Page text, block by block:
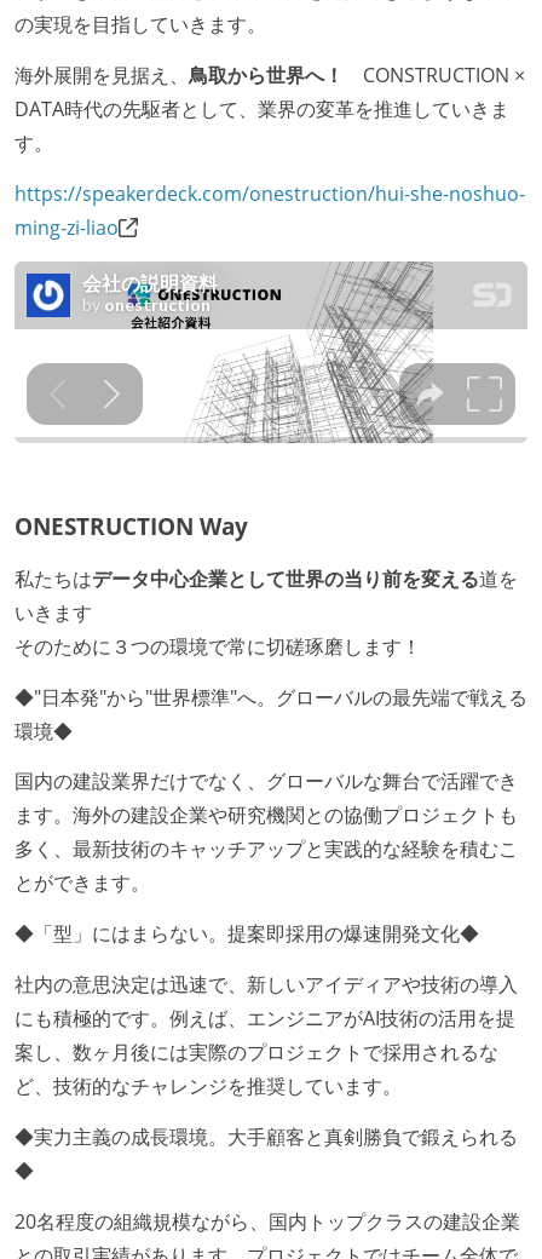
の実現を目指していきます。
海外展開を見据え、 鳥取から世界へ！
CONSTRUCTION ×
DATA時代の先駆者として、業界の変革を推進していきま
す。
https://speakerdeck.com/onestruction/hui-she-noshuo-
ming-zi-liao
ONESTRUCTION Way
私たちはデータ中心企業として世界の当り前を変える道を
いきます
そのために３つの環境で常に切磋琢磨します！
◆"日本発"から"世界標準"へ。グローバルの最先端で戦える
環境◆
国内の建設業界だけでなく、グローバルな舞台で活躍でき
ます。海外の建設企業や研究機関との協働プロジェクトも
多く、最新技術のキャッチアップと実践的な経験を積むこ
とができます。
◆「型」にはまらない。提案即採用の爆速開発文化◆
社内の意思決定は迅速で、新しいアイディアや技術の導入
にも積極的です。例えば、エンジニアがAI技術の活用を提
案し、数ヶ月後には実際のプロジェクトで採用されるな
ど、技術的なチャレンジを推奨しています。
◆実力主義の成長環境。大手顧客と真剣勝負で鍛えられる
◆
20名程度の組織規模ながら、国内トップクラスの建設企業